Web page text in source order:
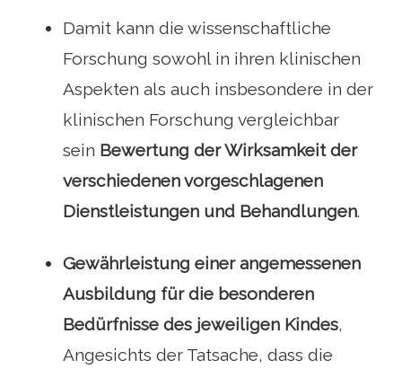
Damit kann die wissenschaftliche
Forschung sowohl in ihren klinischen
Aspekten als auch insbesondere in der
klinischen Forschung vergleichbar
sein Bewertung der Wirksamkeit der
verschiedenen vorgeschlagenen
Dienstleistungen und Behandlungen.
Gewährleistung einer angemessenen
Ausbildung für die besonderen
Bedürfnisse des jeweiligen Kindes,
Angesichts der Tatsache, dass die